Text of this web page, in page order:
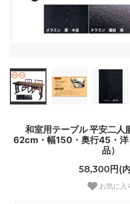
和室用テーブル 平安二人
62cm・幅150・奥行45・洋
品）
58,300円(
お気に入